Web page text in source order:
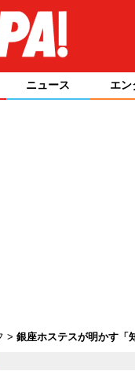
ニュース エン
銀座ホステスが明かす「